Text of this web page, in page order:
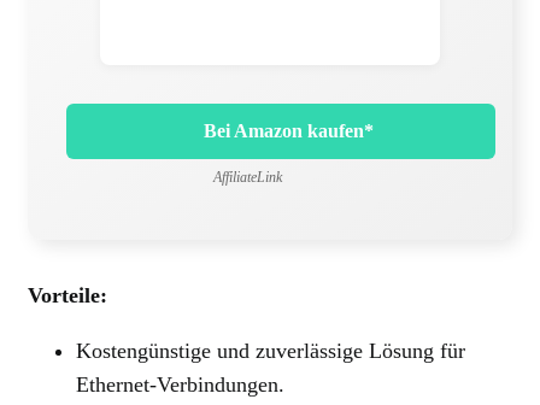
Bei Amazon kaufen*
AffiliateLink
Vorteile:
Kostengünstige und zuverlässige Lösung für
Ethernet-Verbindungen.